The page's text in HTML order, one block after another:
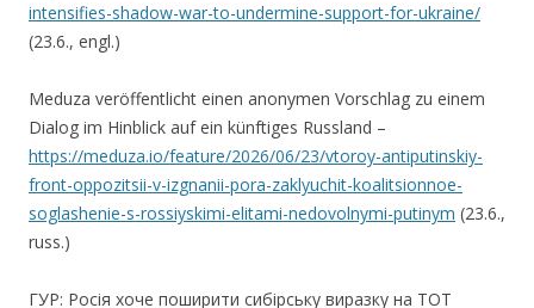
intensifies-shadow-war-to-undermine-support-for-ukraine/
(23.6., engl.)
Meduza veröffentlicht einen anonymen Vorschlag zu einem
Dialog im Hinblick auf ein künftiges Russland –
https://meduza.io/feature/2026/06/23/vtoroy-antiputinskiy-
front-oppozitsii-v-izgnanii-pora-zaklyuchit-koalitsionnoe-
soglashenie-s-rossiyskimi-elitami-nedovolnymi-putinym (23.6.,
russ.)
ГУР: Росія хоче поширити сибірську виразку на ТОТ